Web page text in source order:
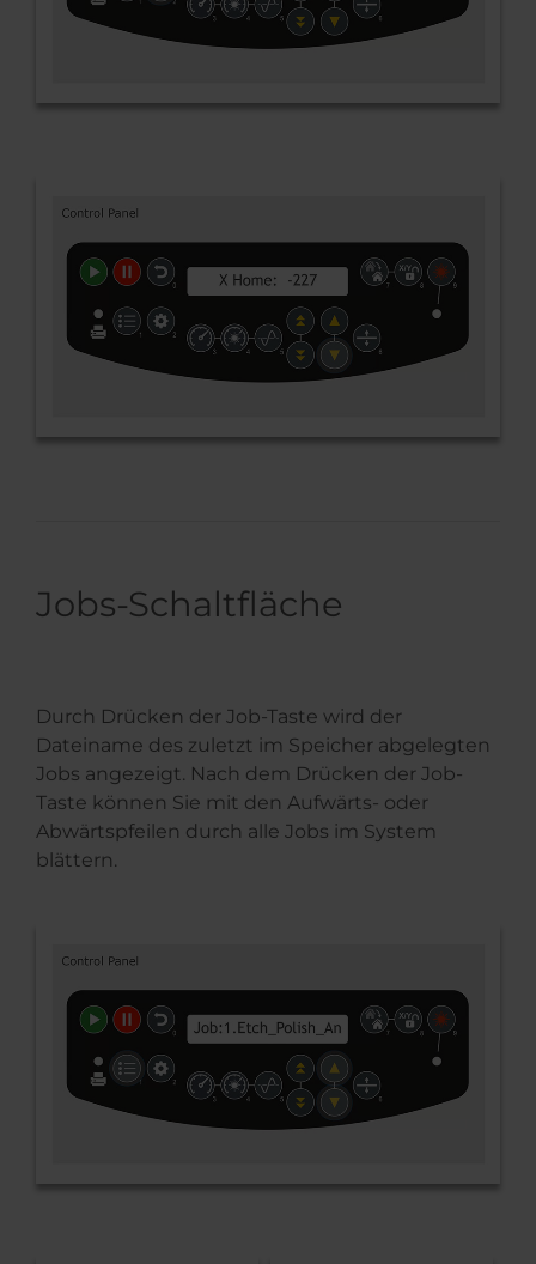
Jobs-Schaltfläche
Durch Drücken der Job-Taste wird der
Dateiname des zuletzt im Speicher abgelegten
Jobs angezeigt. Nach dem Drücken der Job-
Taste können Sie mit den Aufwärts- oder
Abwärtspfeilen durch alle Jobs im System
blättern.